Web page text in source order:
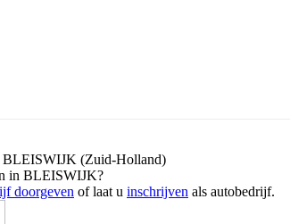
BLEISWIJK (Zuid-Holland)
in BLEISWIJK?
doorgeven of laat u inschrijven als autobedrijf.